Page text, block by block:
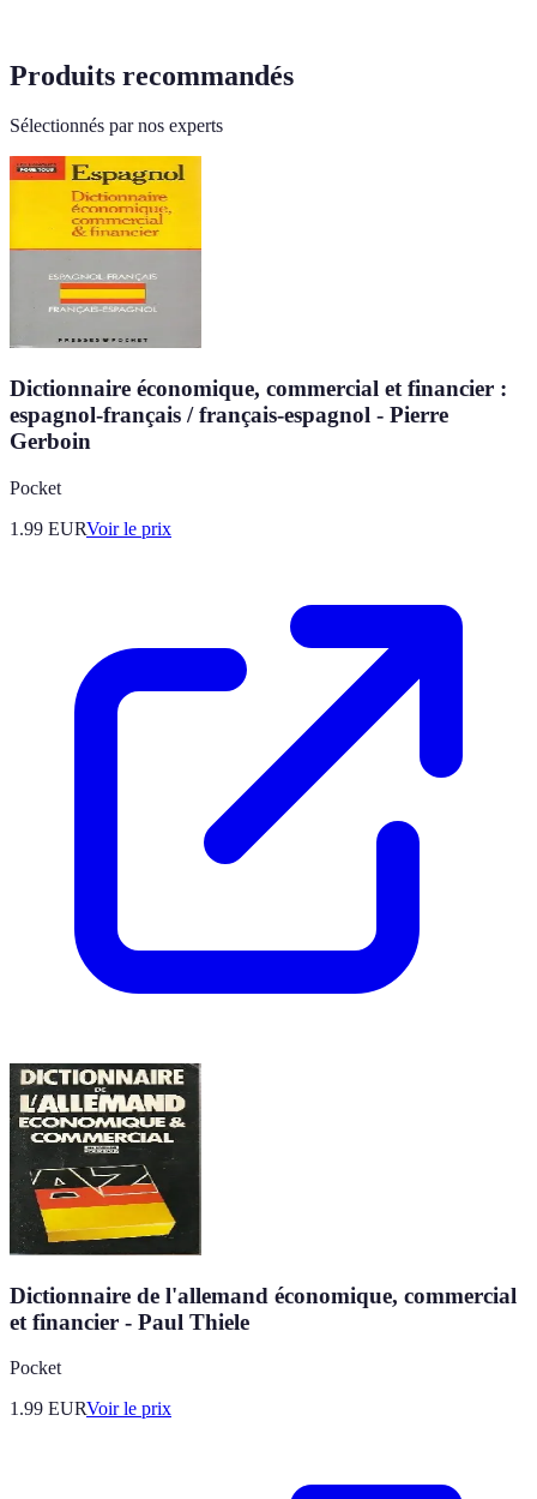
Produits recommandés
Sélectionnés par nos experts
Dictionnaire économique, commercial et financier :
espagnol-français / français-espagnol - Pierre
Gerboin
Pocket
1.99 EURVoir le prix
Dictionnaire de l'allemand économique, commercial
et financier - Paul Thiele
Pocket
1.99 EURVoir le prix